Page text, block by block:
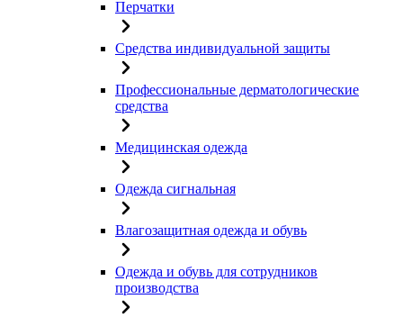
Перчатки
Средства индивидуальной защиты
Профессиональные дерматологические
средства
Медицинская одежда
Одежда сигнальная
Влагозащитная одежда и обувь
Одежда и обувь для сотрудников
производства